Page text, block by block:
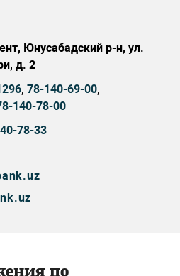
Юнусабадский р-н, ул.
д. 2
, 78-140-69-00,
140-78-00
78-33
по